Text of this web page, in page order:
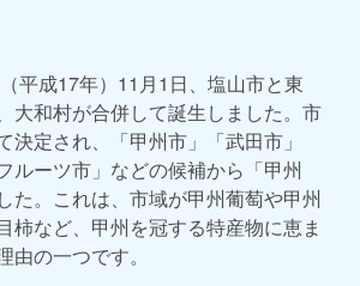
平成17年）11月1日、塩山市と東
大和村が合併して誕生しました。市
決定され、「甲州市」「武田市」
ルーツ市」などの候補から「甲州
た。これは、市域が甲州葡萄や甲州
柿など、甲州を冠する特産物に恵ま
の一つです。